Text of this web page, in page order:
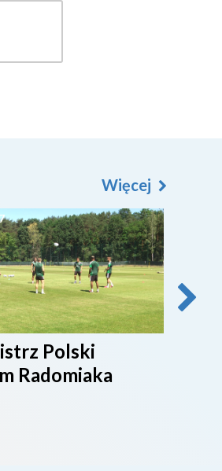
Polski
Radomiaka
Więcej